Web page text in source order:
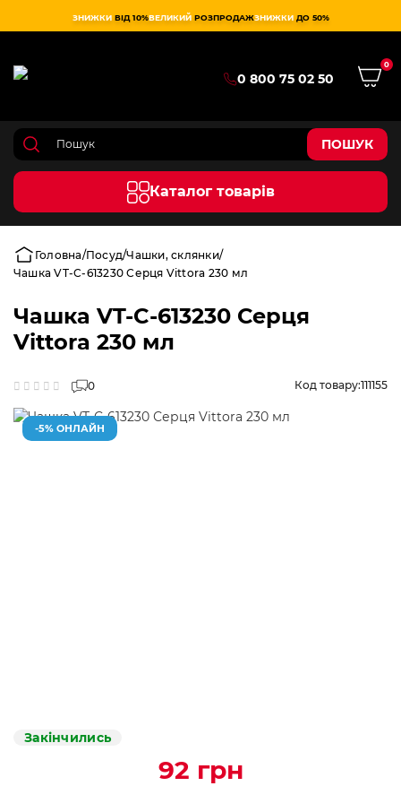
ЗНИЖКИ ВІД 10%ВЕЛИКИЙ РОЗПРОДАЖЗНИЖКИ ДО 50%
0 800 75 02 50
0
ПОШУК
Каталог товарів
Головна Посуд Чашки, склянки
Чашка VT-C-613230 Серця Vittora 230 мл
Чашка VT-C-613230 Серця
Vittora 230 мл
0 Код товару:111155
-5% ОНЛАЙН
Закінчились
92 грн